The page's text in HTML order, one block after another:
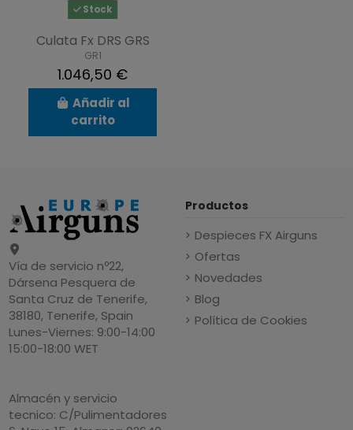
Stock
Culata Fx DRS GRS
GR1
1.046,50 €
Añadir al
carrito
Vía de servicio nº22,
Dársena Pesquera de
Santa Cruz de Tenerife,
38180, Tenerife, Spain
Lunes-Viernes: 9:00-14:00
15:00-18:00 WET
Almacén y servicio
tecnico: C/Pulimentadores
Productos
Despieces FX Airguns
Ofertas
Novedades
Blog
Política de Cookies